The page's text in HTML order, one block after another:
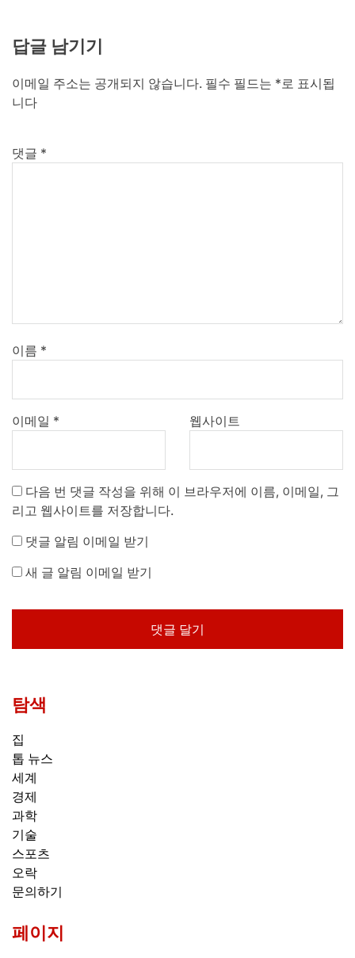
답글 남기기
이메일 주소는 공개되지 않습니다. 필수 필드는 *로 표시됩
니다
댓글 *
이름 *
이메일 * 웹사이트
다음 번 댓글 작성을 위해 이 브라우저에 이름, 이메일, 그
리고 웹사이트를 저장합니다.
댓글 알림 이메일 받기
새 글 알림 이메일 받기
탐색
집
톱 뉴스
세계
경제
과학
기술
스포츠
오락
문의하기
페이지